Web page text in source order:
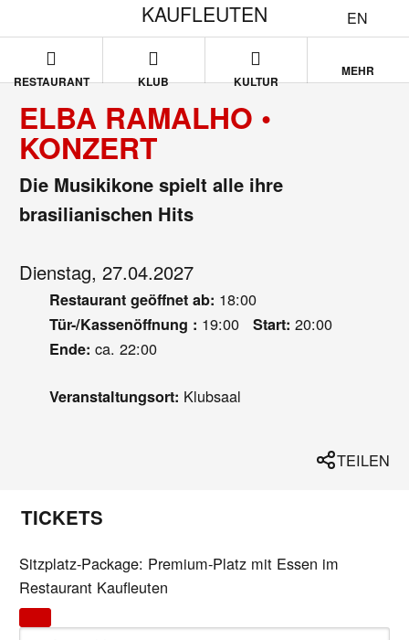
EN
KAUFLEUTEN
RESTAURANT KLUB KULTUR
MEHR
ELBA RAMALHO •
KONZERT
Die Musikikone spielt alle ihre
brasilianischen Hits
Dienstag, 27.04.2027
Restaurant geöffnet ab: 18:00
Tür-/Kassenöffnung : 19:00 Start: 20:00
Ende: ca. 22:00
Veranstaltungsort: Klubsaal
TEILEN
TICKETS
Sitzplatz-Package: Premium-Platz mit Essen im
Restaurant Kaufleuten